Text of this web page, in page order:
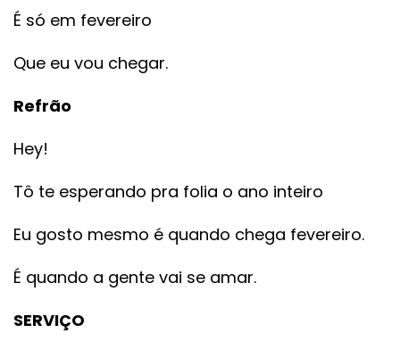
É só em fevereiro
Que eu vou chegar.
Refrão
Hey!
Tô te esperando pra folia o ano inteiro
Eu gosto mesmo é quando chega fevereiro.
É quando a gente vai se amar.
SERVIÇO